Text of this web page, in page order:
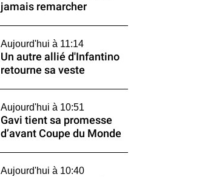
jamais remarcher
Aujourd'hui à 11:14
Un autre allié d'Infantino
retourne sa veste
Aujourd'hui à 10:51
Gavi tient sa promesse
d’avant Coupe du Monde
Aujourd'hui à 10:40